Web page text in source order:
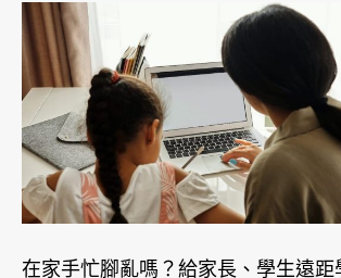
在家手忙腳亂嗎？給家長、學生遠